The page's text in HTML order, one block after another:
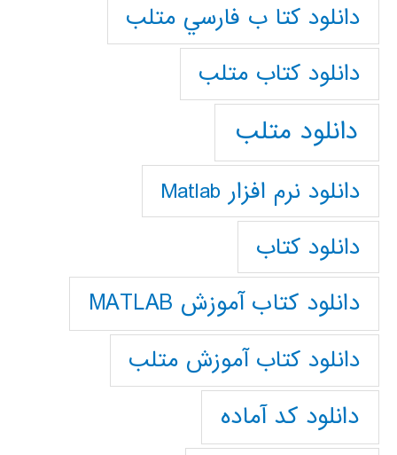
دانلود كتا ب فارسي متلب
دانلود كتاب متلب
دانلود متلب
دانلود نرم افزار Matlab
دانلود کتاب
دانلود کتاب آموزش MATLAB
دانلود کتاب آموزش متلب
دانلود کد آماده